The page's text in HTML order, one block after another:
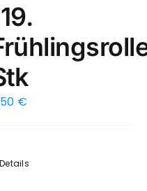
€
Details